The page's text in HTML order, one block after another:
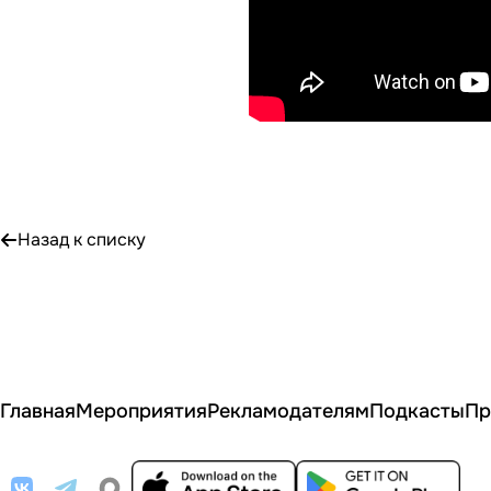
Назад к списку
ГлавнаяМероприятияРекламодателямПодкасты